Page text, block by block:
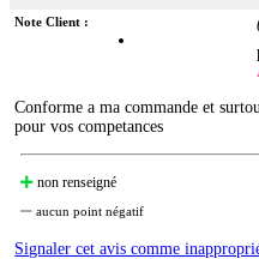
Note Client :
Conforme a ma commande et
pour vos competances
non renseigné
aucun point négatif
Signaler cet avis comme